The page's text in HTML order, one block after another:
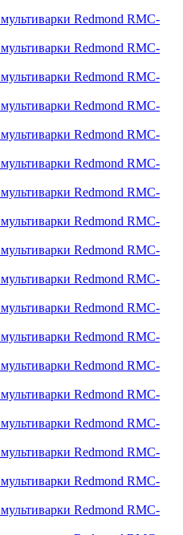
Redmond RMC-
Redmond RMC-
Redmond RMC-
Redmond RMC-
Redmond RMC-
Redmond RMC-
Redmond RMC-
Redmond RMC-
Redmond RMC-
Redmond RMC-
Redmond RMC-
Redmond RMC-
Redmond RMC-
Redmond RMC-
Redmond RMC-
Redmond RMC-
Redmond RMC-
Redmond RMC-